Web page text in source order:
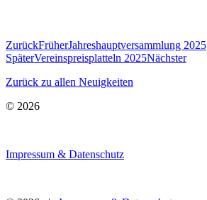
ZurückFrüherJahreshauptversammlung 2025
SpäterVereinspreisplatteln 2025Nächster
Zurück zu allen Neuigkeiten
© 2026
Impressum & Datenschutz